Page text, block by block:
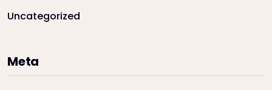
Uncategorized
Meta